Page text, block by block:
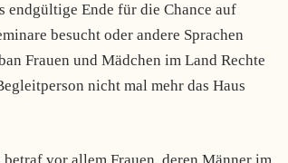
endgültige Ende für die Chance auf
besucht oder andere Sprachen
Frauen und Mädchen im Land Rechte
nicht mal mehr das Haus
vor allem Frauen, deren Männer im